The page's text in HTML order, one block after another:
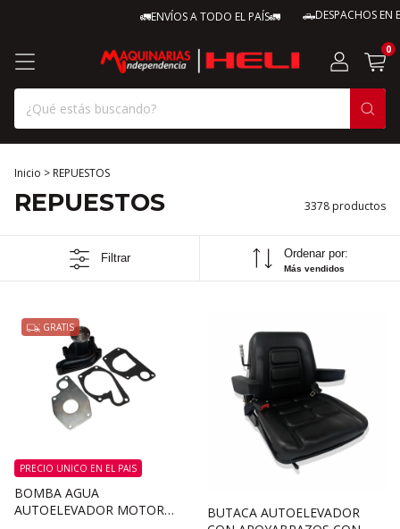
🚛ENVÍOS A TODO EL PAÍS🚛 🛻DESPACHOS EN EL
0
Inicio > REPUESTOS
REPUESTOS 3378 productos
Filtrar Ordenar por:
Más vendidos
GRATIS
BOMBA AGUA
AUTOELEVADOR MOTOR
PRECIO UNICO EN EL PAIS
BUTACA AUTOELEVADOR